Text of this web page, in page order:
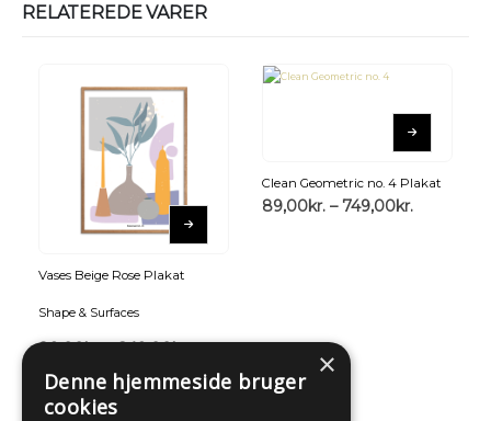
RELATEREDE VARER
Vases Beige Rose Plakat
Shape & Surfaces
89,00kr. – 249,00kr.
Clean Geometric no. 4 Plakat
89,00kr. – 749,00kr.
×
Denne hjemmeside bruger
cookies